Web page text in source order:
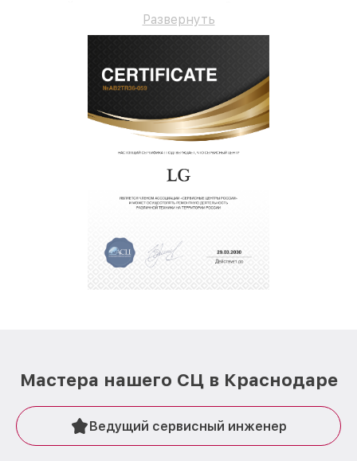
Развернуть
Мастера нашего СЦ в Краснодаре
Ведущий сервисный инженер